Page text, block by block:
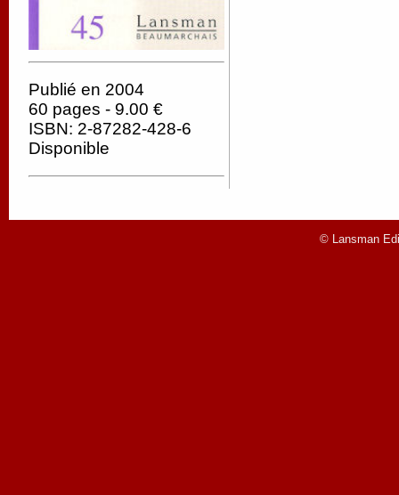
Publié en 2004
60 pages - 9.00 €
ISBN: 2-87282-428-6
Disponible
© Lansman